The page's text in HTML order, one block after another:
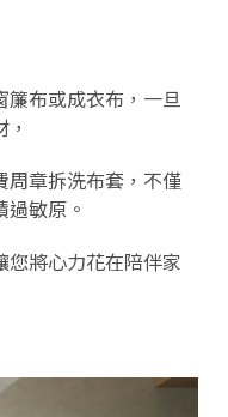
布或成衣布，一旦
周章拆洗布套，不僅
敏原。
您將心力花在陪伴家